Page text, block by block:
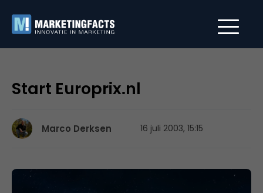
Start Europrix.nl
Marco Derksen 16 juli 2003, 15:15